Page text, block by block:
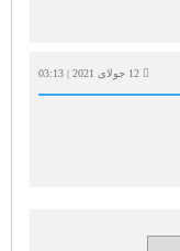
12 جولای 2021 | 03:13